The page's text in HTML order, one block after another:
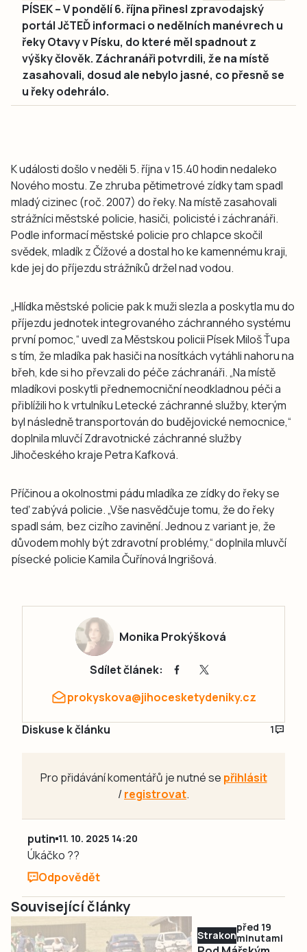
PÍSEK – V pondělí 6. října přinesl zpravodajský
portál JčTEĎ informaci o nedělních manévrech u
řeky Otavy v Písku, do které měl spadnout z
výšky člověk. Záchranáři potvrdili, že na místě
zasahovali, dosud ale nebylo jasné, co přesně se
u řeky odehrálo.
K události došlo v neděli 5. října v 15.40 hodin nedaleko
Nového mostu. Ze zhruba pětimetrové zídky tam spadl
mladý cizinec (roč. 2007) do řeky. Na místě zasahovali
strážníci městské policie, hasiči, policisté i záchranáři.
Podle informací městské policie pro chlapce skočil
svědek, mladík z Čížové a dostal ho ke kamennému kraji,
kde jej do příjezdu strážníků držel nad vodou.
„Hlídka městské policie pak k muži slezla a poskytla mu do
příjezdu jednotek integrovaného záchranného systému
první pomoc,“ uvedl za Městskou policii Písek Miloš Ťupa
s tím, že mladíka pak hasiči na nosítkách vytáhli nahoru na
břeh, kde si ho převzali do péče záchranáři. „Na místě
mladíkovi poskytli přednemocniční neodkladnou péči a
přiblížili ho k vrtulníku Letecké záchranné služby, kterým
byl následně transportován do budějovické nemocnice,“
doplnila mluvčí Zdravotnické záchranné služby
Jihočeského kraje Petra Kafková.
Příčinou a okolnostmi pádu mladíka ze zídky do řeky se
teď zabývá policie. „Vše nasvědčuje tomu, že do řeky
spadl sám, bez cizího zavinění. Jednou z variant je, že
důvodem mohly být zdravotní problémy,“ doplnila mluvčí
písecké policie Kamila Čuřínová Ingrišová.
Monika Prokýšková
Sdílet článek:
prokyskova@jihocesketydeniky.cz
Diskuse k článku 1
Pro přidávání komentářů je nutné se přihlásit
/registrovat.
putin 11. 10. 2025 14:20
Úkáčko ??
Odpovědět
Související články
Strakonicko
před 19
minutami